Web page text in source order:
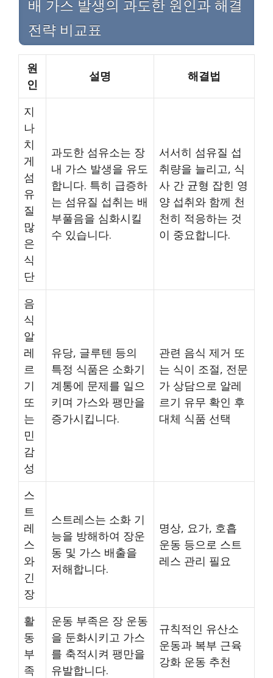
배 가스 발생의 과도한 원인과 해결
전략 비교표
원
인
설명 해결법
지
나
치
게
섬
유
질
많
은
식
단
과도한 섬유소는 장
내 가스 발생을 유도
합니다. 특히 급증하
는 섬유질 섭취는 배
부풀음을 심화시킬
수 있습니다.
서서히 섬유질 섭
취량을 늘리고, 식
사 간 균형 잡힌 영
양 섭취와 함께 천
천히 적응하는 것
이 중요합니다.
음
식
알
레
르
기
또
는
민
감
성
유당, 글루텐 등의
특정 식품은 소화기
계통에 문제를 일으
키며 가스와 팽만을
증가시킵니다.
관련 음식 제거 또
는 식이 조절, 전문
가 상담으로 알레
르기 유무 확인 후
대체 식품 선택
스
트
레
스
와
긴
장
스트레스는 소화 기
능을 방해하여 장운
동 및 가스 배출을
저해합니다.
명상, 요가, 호흡
운동 등으로 스트
레스 관리 필요
활
동
부
족
운동 부족은 장 운동
을 둔화시키고 가스
를 축적시켜 팽만을
유발합니다.
규칙적인 유산소
운동과 복부 근육
강화 운동 추천